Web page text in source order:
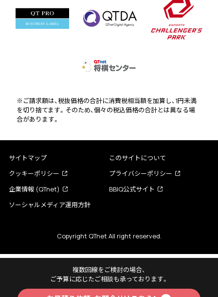
複数回線をご検討の場合、
ご予算に応じたご相談も承っております。
※ご請求額は、税抜価格の合計に消費税相当額を加算し、1円未満
を切り捨てます。そのため、個々の税込価格の合計とは異なる場
合があります。
サイトマップ
このサイトについて
クッキーポリシー
プライバシーポリシー
企業情報 (QTnet)
BBIQ公式サイト
ソーシャルメディア運用方針
Copyright QTnet All right reserved.